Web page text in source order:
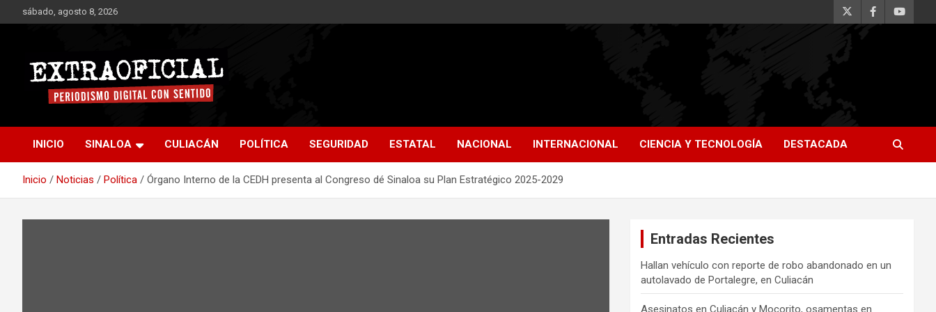
al
sábado, agosto 8, 2026
Extraoficial
INICIO SINALOA CULIACÁN POLÍTICA SEGURIDAD ESTATAL NACIONAL INTERNACIONAL CIENCIA Y TECNOLOGÍA DESTACADA
Inicio Noticias Política Órgano Interno de la CEDH presenta al Congreso dé Sinaloa su Plan Estratégico 2025-2029
Entradas Recientes
Hallan vehículo con reporte de robo abandonado en un
autolavado de Portalegre, en Culiacán
Asesinatos en Culiacán y Mocorito, osamentas en